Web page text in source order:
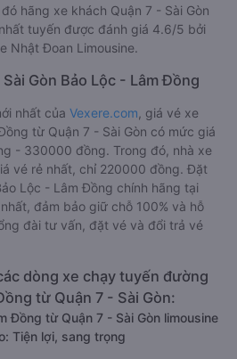
hãng xe khách Quận 7 - Sài Gòn
tuyến được đánh giá 4.6/5 bởi
Nhật Đoan Limousine.
Gòn Bảo Lộc - Lâm Đồng
nhất của Vexere.com , giá vé xe
từ Quận 7 - Sài Gòn có mức giá
- 330000 đồng. Trong đó, nhà xe
vé rẻ nhất, chỉ 220000 đồng. Đặt
Lộc - Lâm Đồng chính hãng tại
đảm bảo giữ chỗ 100% và hỗ
đài tư vấn, đặt vé và đổi trả vé
dòng xe chạy tuyến đường
từ Quận 7 - Sài Gòn:
Đồng từ Quận 7 - Sài Gòn limousine
Tiện lợi, sang trọng